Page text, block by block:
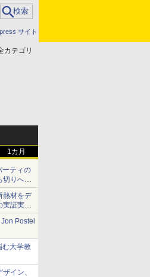
サイト
カテゴリ
1カ月
ーティの
切りへ
熱材をデ
実証実験
TIVIP」
Postel
む大学教
イン、